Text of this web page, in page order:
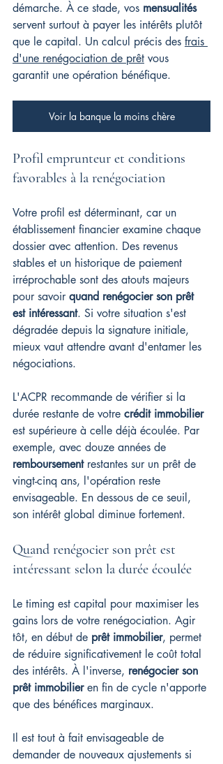
démarche. À ce stade, vos mensualités
servent surtout à payer les intérêts plutôt
que le capital. Un calcul précis des frais
d'une renégociation de prêt vous
garantit une opération bénéfique.
Voir la banque la moins chère
Profil emprunteur et conditions
favorables à la renégociation
Votre profil est déterminant, car un
établissement financier examine chaque
dossier avec attention. Des revenus
stables et un historique de paiement
irréprochable sont des atouts majeurs
pour savoir quand renégocier son prêt
est intéressant. Si votre situation s'est
dégradée depuis la signature initiale,
mieux vaut attendre avant d'entamer les
négociations.
L'ACPR recommande de vérifier si la
durée restante de votre crédit immobilier
est supérieure à celle déjà écoulée. Par
exemple, avec douze années de
remboursement restantes sur un prêt de
vingt-cinq ans, l'opération reste
envisageable. En dessous de ce seuil,
son intérêt global diminue fortement.
Quand renégocier son prêt est
intéressant selon la durée écoulée
Le timing est capital pour maximiser les
gains lors de votre renégociation. Agir
tôt, en début de prêt immobilier, permet
de réduire significativement le coût total
des intérêts. À l'inverse, renégocier son
prêt immobilier en fin de cycle n'apporte
que des bénéfices marginaux.
Il est tout à fait envisageable de
demander de nouveaux ajustements si